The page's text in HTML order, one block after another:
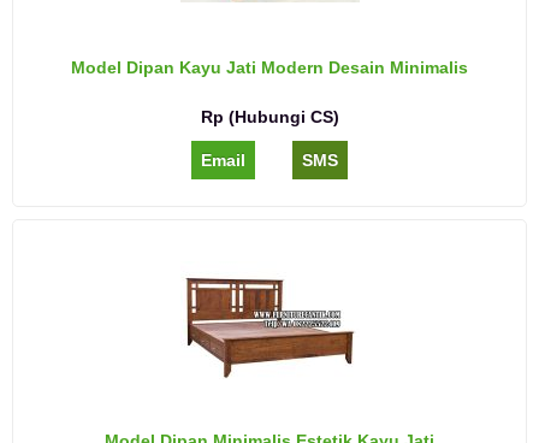
Model Dipan Kayu Jati Modern Desain Minimalis
Rp (Hubungi CS)
Email SMS